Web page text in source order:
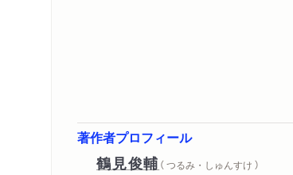
著作者プロフィール
鶴見俊輔 （ つるみ・しゅんすけ ）